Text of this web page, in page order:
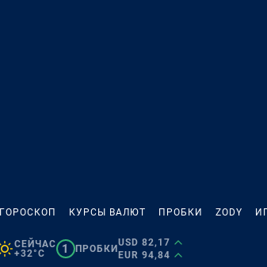
ГОРОСКОП КУРСЫ ВАЛЮТ ПРОБКИ ZODY
СЕЙЧАС
+32°C
1 ПРОБКИ
USD 82,17
EUR 94,84